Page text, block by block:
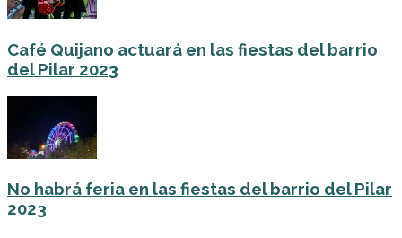
Café Quijano actuará en las fiestas del barrio
del Pilar 2023
No habrá feria en las fiestas del barrio del Pilar
2023